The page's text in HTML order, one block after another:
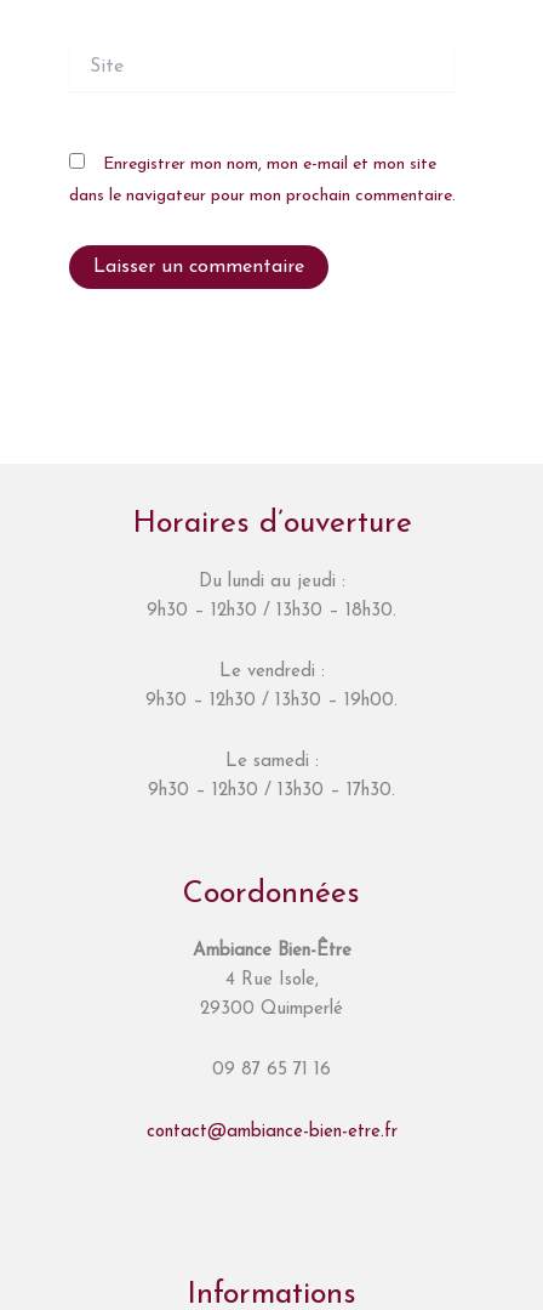
Site
Enregistrer mon nom, mon e-mail et mon site
dans le navigateur pour mon prochain commentaire.
Horaires d’ouverture
Du lundi au jeudi :
9h30 – 12h30 / 13h30 – 18h30.
Le vendredi :
9h30 – 12h30 / 13h30 – 19h00.
Le samedi :
9h30 – 12h30 / 13h30 – 17h30.
Coordonnées
Ambiance Bien-Être
4 Rue Isole,
29300 Quimperlé
09 87 65 71 16
contact@ambiance-bien-etre.fr
Informations